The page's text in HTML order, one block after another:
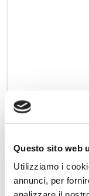
Questo sito web
Utilizziamo i
annunci, per
Inda portarotolo